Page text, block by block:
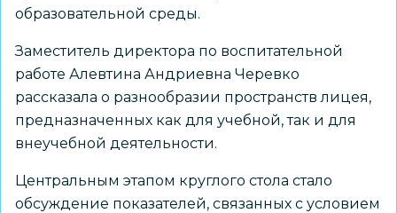
образовательной среды.
Заместитель директора по воспитательной
работе Алевтина Андриевна Черевко
рассказала о разнообразии пространств лицея,
предназначенных как для учебной, так и для
внеучебной деятельности.
Центральным этапом круглого стола стало
обсуждение показателей, связанных с условием